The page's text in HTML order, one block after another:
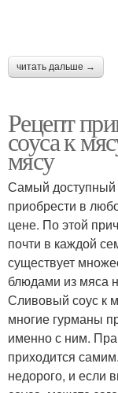
читать дальше →
Рецепт
соуса к
мясу
Самый доступный
приобрести в
цене. По этой
почти в каждой
существует
блюдами из мяса
Сливовый соус к
многие гурманы
именно с ним.
приходится
недорого, и если